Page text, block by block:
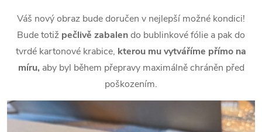
Váš nový obraz bude doručen v nejlepší možné kondici!
Bude totiž pečlivě zabalendo bublinkové fólie a pak do
tvrdé kartonové krabice, kterou mu vytváříme přímo na
míru, aby byl během přepravy maximálně chráněn před
poškozením.